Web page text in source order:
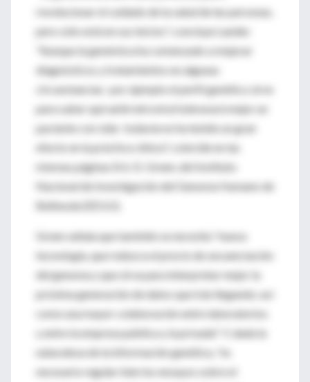
revolucionar el cuidado de la salud de las personas,
pero sólo está en sus inicios", concluye Lander.
"Aunque la genómica ha comenzado a mejorar
diagnósticos y tratamientos en algunas
circunstancias -por ejemplo el perfil genético sirve
para saber qué antirretroviral tolerarará mejor un
paciente con sida- todavía no ha tenido un gran
efecto en la práctica clínica", coincide en las
mismas páginas Eric D. Green, del Instituto
Nacional de Investigación del Genoma Humano de
Bethesda (EEUU).
Green señala que también se necesita "nueva
tecnología, que reduzca el precio de secuenciación
del genoma y que sirva para interpretar mejor la
próxima generación de datos que irán llegando; así
como una mayor colaboración entre laboratorios
y entre la empresa pública y la privada". Y, dada la
naturaleza de la información genética, "es
necesario regular bien los ensayos sobre el